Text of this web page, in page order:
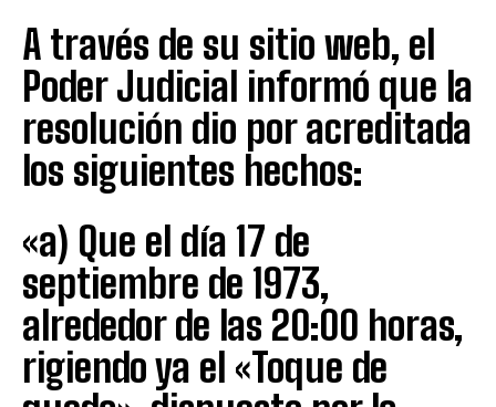
A través de su sitio web, el
Poder Judicial informó que la
resolución dio por acreditada
los siguientes hechos:
«a) Que el día 17 de
septiembre de 1973,
alrededor de las 20:00 horas,
rigiendo ya el «Toque de